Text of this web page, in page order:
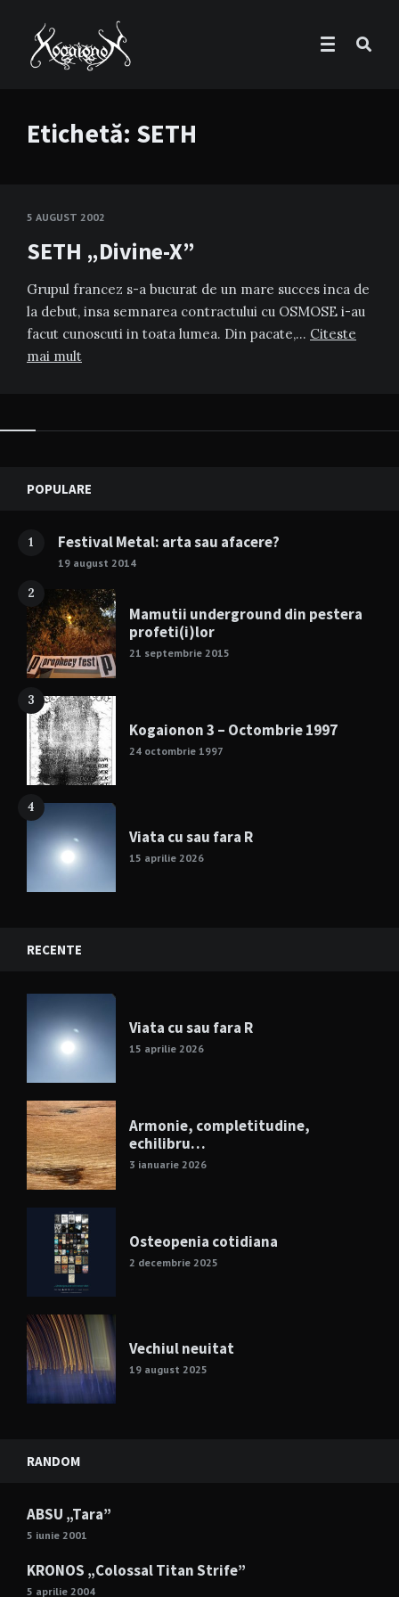
Etichetă: SETH
5 AUGUST 2002
SETH „Divine-X”
Grupul francez s-a bucurat de un mare succes inca de
la debut, insa semnarea contractului cu OSMOSE i-au
facut cunoscuti in toata lumea. Din pacate,… Citeste
mai mult
Widgets
POPULARE
1 Festival Metal: arta sau afacere?
19 august 2014
2
Mamutii underground din pestera
profeti(i)lor
21 septembrie 2015
3
Kogaionon 3 – Octombrie 1997
24 octombrie 1997
4
Viata cu sau fara R
15 aprilie 2026
RECENTE
Viata cu sau fara R
15 aprilie 2026
Armonie, completitudine,
echilibru…
3 ianuarie 2026
Osteopenia cotidiana
2 decembrie 2025
Vechiul neuitat
19 august 2025
RANDOM
ABSU „Tara”
5 iunie 2001
KRONOS „Colossal Titan Strife”
5 aprilie 2004